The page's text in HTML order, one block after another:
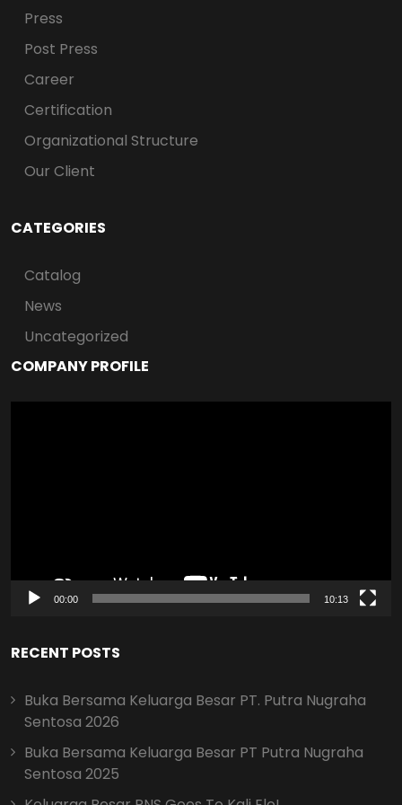
Press
Post Press
Career
Certification
Organizational Structure
Our Client
CATEGORIES
Catalog
News
Uncategorized
COMPANY PROFILE
00:00 10:13
RECENT POSTS
Buka Bersama Keluarga Besar PT. Putra Nugraha
Sentosa 2026
Buka Bersama Keluarga Besar PT Putra Nugraha
Sentosa 2025